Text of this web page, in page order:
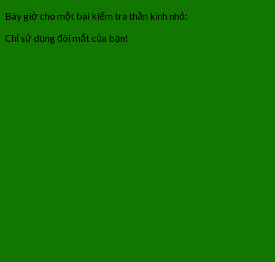
Bây giờ cho một bài kiểm tra thần kinh nhỏ:
Chỉ sử dụng đôi mắt của bạn!